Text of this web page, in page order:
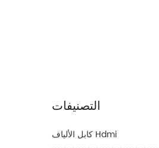
التصنيفات
كابل الألياف Hdmi